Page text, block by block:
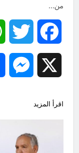
من…
Facebook
اقرأ المزيد